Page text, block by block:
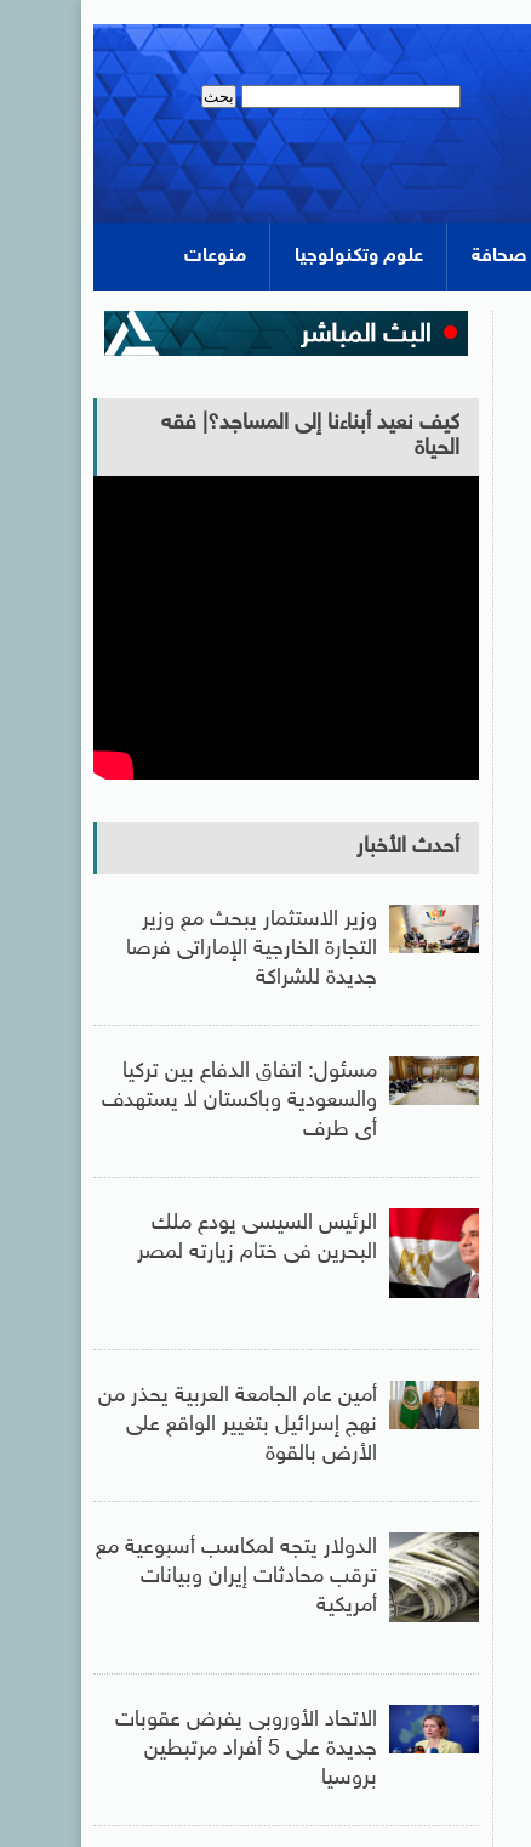
صحافة علوم وتكنولوجيا منوعات
كيف نعيد أبناءنا إلى المساجد؟| فقه
الحياة
أحدث الأخبار
وزير الاستثمار يبحث مع وزير
التجارة الخارجية الإماراتى فرصا
جديدة للشراكة
مسئول: اتفاق الدفاع بين تركيا
والسعودية وباكستان لا يستهدف
أى طرف
الرئيس السيسى يودع ملك
البحرين فى ختام زيارته لمصر
أمين عام الجامعة العربية يحذر من
نهج إسرائيل بتغيير الواقع على
الأرض بالقوة
الدولار يتجه لمكاسب أسبوعية مع
ترقب محادثات إيران وبيانات
أمريكية
الاتحاد الأوروبى يفرض عقوبات
جديدة على 5 أفراد مرتبطين
بروسيا